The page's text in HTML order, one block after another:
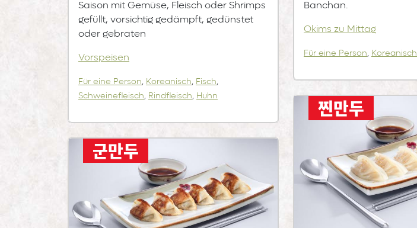
Banchan.
Okims zu Mittag
Für eine Person Koreanisch
Saison mit Gemüse, Fleisch oder Shrimps
gefüllt, vorsichtig gedämpft, gedünstet
oder gebraten
Vorspeisen
Für eine Person Koreanisch Fisch
Schweinefleisch
Rindfleisch Huhn 찐만두
군만두